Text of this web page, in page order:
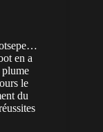
en a
plume
le
du